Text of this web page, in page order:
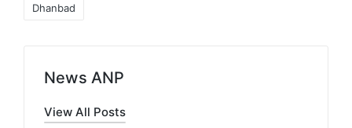
Dhanbad
News ANP
View All Posts